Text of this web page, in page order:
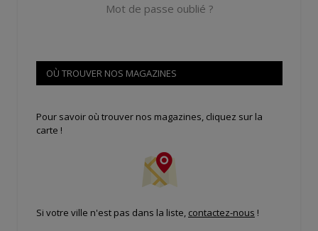
Mot de passe oublié ?
OÙ TROUVER NOS MAGAZINES
Pour savoir où trouver nos magazines, cliquez sur la
carte !
Si votre ville n'est pas dans la liste, contactez-nous !